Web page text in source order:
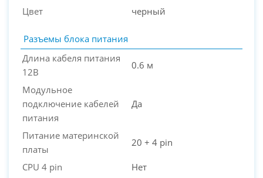
Цвет
черный
Разъемы блока питания
Длина кабеля питания
12В
0.6 м
Модульное
подключение кабелей
питания
Да
Питание материнской
платы
20 + 4 pin
CPU 4 pin
Нет